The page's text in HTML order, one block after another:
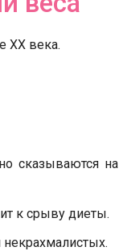
ХХ века.
сказываются на
к срыву диеты.